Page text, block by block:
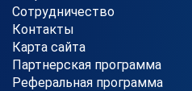
Сотрудничество
Контакты
Карта сайта
Партнерская программа
Реферальная программа